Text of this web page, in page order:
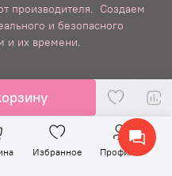
производителя. Создаем
и безопасного
и их времени.
Избранное Профиль